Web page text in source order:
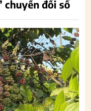
chuyển đổi số